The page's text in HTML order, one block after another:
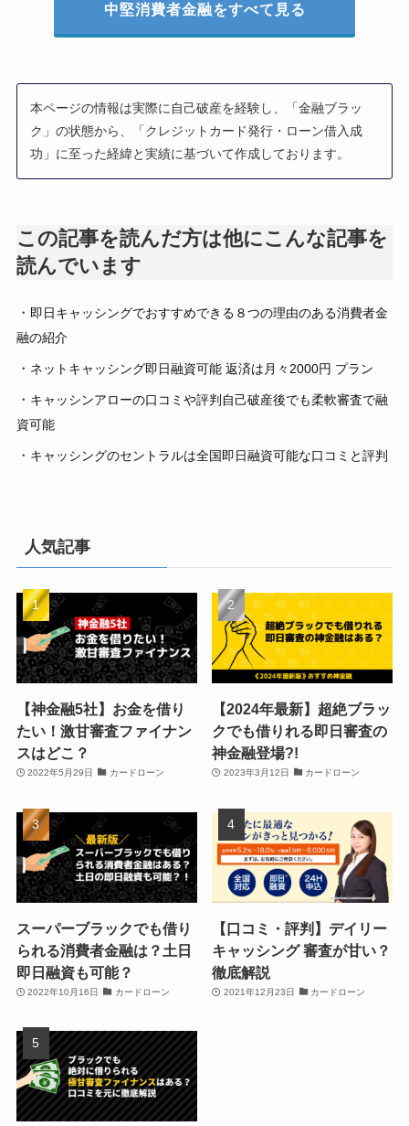
中堅消費者金融をすべて見る
本ページの情報は実際に自己破産を経験し、「金融ブラッ
ク」の状態から、「クレジットカード発行・ローン借入成
功」に至った経緯と実績に基づいて作成しております。
この記事を読んだ方は他にこんな記事を
読んでいます
・ 即日キャッシングでおすすめできる８つの理由のある消費者金
融の紹介
・ ネットキャッシング即日融資可能 返済は月々2000円 プラン
・ キャッシンアローの口コミや評判自己破産後でも柔軟審査で融
資可能
・ キャッシングのセントラルは全国即日融資可能な口コミと評判
人気記事
【神金融5社】お金を借り
たい！激甘審査ファイナン
スはどこ？
2022年5月29日 カードローン
【2024年最新】超絶ブラッ
クでも借りれる即日審査の
神金融登場?!
2023年3月12日 カードローン
スーパーブラックでも借り
られる消費者金融は？土日
即日融資も可能？
2022年10月16日 カードローン
【口コミ・評判】デイリー
キャッシング 審査が甘い？
徹底解説
2021年12月23日 カードローン